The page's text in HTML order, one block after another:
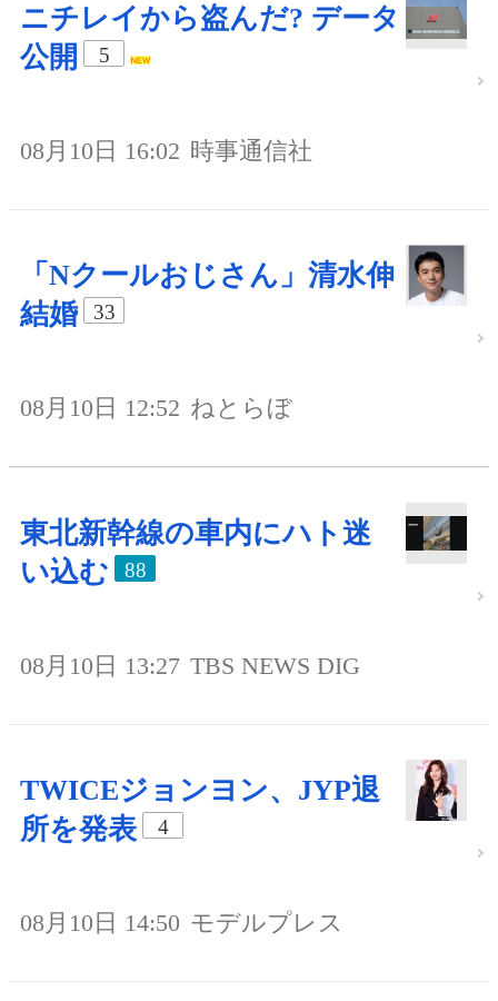
ニチレイから盗んだ? データ
公開
5
08月10日 16:02 時事通信社
「Nクールおじさん」清水伸
結婚
33
08月10日 12:52 ねとらぼ
東北新幹線の車内にハト迷
い込む
88
08月10日 13:27 TBS NEWS DIG
TWICEジョンヨン、JYP退
所を発表
4
08月10日 14:50 モデルプレス